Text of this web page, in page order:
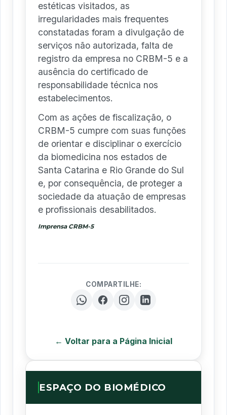
estéticas visitados, as
irregularidades mais frequentes
constatadas foram a divulgação de
serviços não autorizada, falta de
registro da empresa no CRBM-5 e a
ausência do certificado de
responsabilidade técnica nos
estabelecimentos.
Com as ações de fiscalização, o
CRBM-5 cumpre com suas funções
de orientar e disciplinar o exercício
da biomedicina nos estados de
Santa Catarina e Rio Grande do Sul
e, por consequência, de proteger a
sociedade da atuação de empresas
e profissionais desabilitados.
Imprensa CRBM-5
COMPARTILHE:
← Voltar para a Página Inicial
ESPAÇO DO BIOMÉDICO